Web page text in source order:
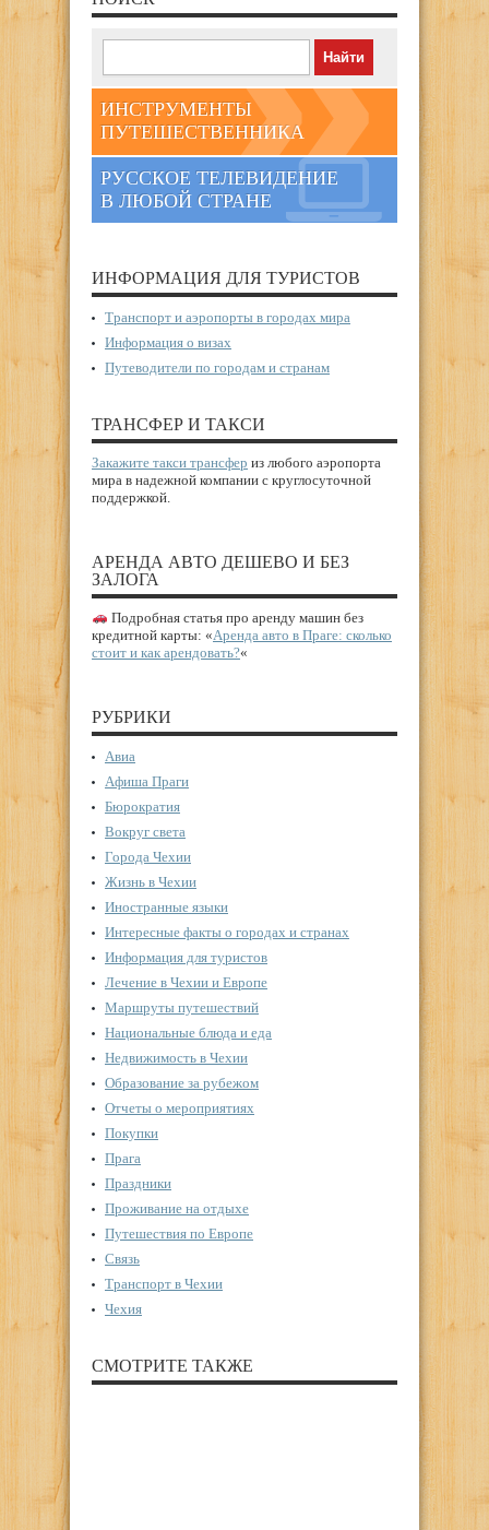
ИНСТРУМЕНТЫ
ПУТЕШЕСТВЕННИКА
РУССКОЕ ТЕЛЕВИДЕНИЕ
В ЛЮБОЙ СТРАНЕ
ИНФОРМАЦИЯ ДЛЯ ТУРИСТОВ
Транспорт и аэропорты в городах мира
Информация о визах
Путеводители по городам и странам
ТРАНСФЕР И ТАКСИ
Закажите такси трансфер из любого аэропорта
мира в надежной компании с круглосуточной
поддержкой.
АРЕНДА АВТО ДЕШЕВО И БЕЗ
ЗАЛОГА
Подробная статья про аренду машин без
кредитной карты: «Аренда авто в Праге: сколько
стоит и как арендовать?«
РУБРИКИ
Авиа
Афиша Праги
Бюрократия
Вокруг света
Города Чехии
Жизнь в Чехии
Иностранные языки
Интересные факты о городах и странах
Информация для туристов
Лечение в Чехии и Европе
Маршруты путешествий
Национальные блюда и еда
Недвижимость в Чехии
Образование за рубежом
Отчеты о мероприятиях
Покупки
Прага
Праздники
Проживание на отдыхе
Путешествия по Европе
Связь
Транспорт в Чехии
Чехия
СМОТРИТЕ ТАКЖЕ